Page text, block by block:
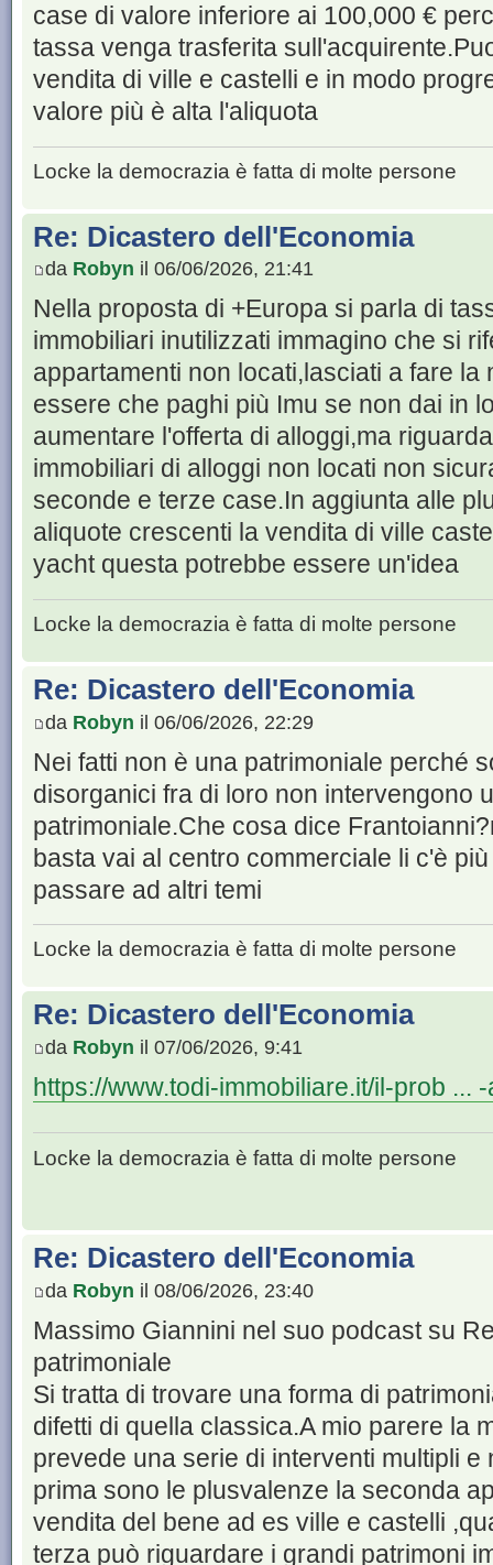
case di valore inferiore ai 100,000 €
tassa venga trasferita
vendita di ville e castelli e in modo
valore più è alta l'aliquota
Locke la democrazia è fatta di molte persone
Re: Dicastero dell'Economia
da Robyn il 06/06/2026, 21:41
Nella proposta di +Europa si parla di
immobiliari inutilizzati immagino che si
appartamenti non locati,lasciati a fare
essere che paghi più Imu se non dai in
aumentare l'offerta di alloggi,ma
immobiliari di alloggi non locati non
seconde e terze case.In aggiunta alle
aliquote crescenti la vendita di ville
yacht questa potrebbe essere un'idea
Locke la democrazia è fatta di molte persone
Re: Dicastero dell'Economia
da Robyn il 06/06/2026, 22:29
Nei fatti non è una patrimoniale perché
disorganici fra di loro non intervengono
patrimoniale.Che cosa dice
basta vai al centro commerciale li c'è
passare ad altri temi
Locke la democrazia è fatta di molte persone
Re: Dicastero dell'Economia
da Robyn il 07/06/2026, 9:41
https://www.todi-immobiliare.it/il-prob ...
Locke la democrazia è fatta di molte persone
Re: Dicastero dell'Economia
da Robyn il 08/06/2026, 23:40
Massimo Giannini nel suo podcast su
patrimoniale
Si tratta di trovare una forma di
difetti di quella classica.A mio parere la
prevede una serie di interventi multipli e
prima sono le plusvalenze la seconda
vendita del bene ad es ville e castelli
terza può riguardare i grandi patrimoni